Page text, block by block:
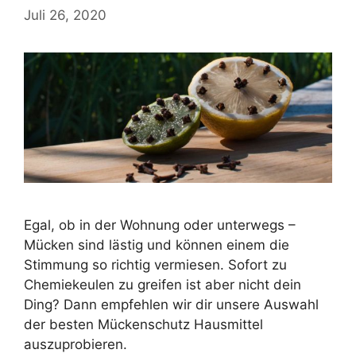
Juli 26, 2020
Egal, ob in der Wohnung oder unterwegs –
Mücken sind lästig und können einem die
Stimmung so richtig vermiesen. Sofort zu
Chemiekeulen zu greifen ist aber nicht dein
Ding? Dann empfehlen wir dir unsere Auswahl
der besten Mückenschutz Hausmittel
auszuprobieren.